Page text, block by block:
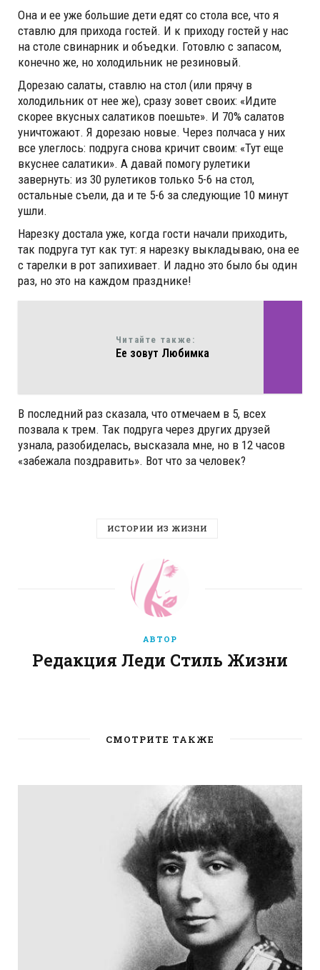
Она и ее уже большие дети едят со стола все, что я
ставлю для прихода гостей. И к приходу гостей у нас
на столе свинарник и объедки. Готовлю с запасом,
конечно же, но холодильник не резиновый.
Дорезаю салаты, ставлю на стол (или прячу в
холодильник от нее же), сразу зовет своих: «Идите
скорее вкусных салатиков поешьте». И 70% салатов
уничтожают. Я дорезаю новые. Через полчаса у них
все улеглось: подруга снова кричит своим: «Тут еще
вкуснее салатики». А давай помогу рулетики
завернуть: из 30 рулетиков только 5-6 на стол,
остальные съели, да и те 5-6 за следующие 10 минут
ушли.
Нарезку достала уже, когда гости начали приходить,
так подруга тут как тут: я нарезку выкладываю, она ее
с тарелки в рот запихивает. И ладно это было бы один
раз, но это на каждом празднике!
Читайте также:
Ее зовут Любимка
В последний раз сказала, что отмечаем в 5, всех
позвала к трем. Так подруга через других друзей
узнала, разобиделась, высказала мне, но в 12 часов
«забежала поздравить». Вот что за человек?
ИСТОРИИ ИЗ ЖИЗНИ
АВТОР
Редакция Леди Стиль Жизни
b
e
СМОТРИТЕ ТАКЖЕ